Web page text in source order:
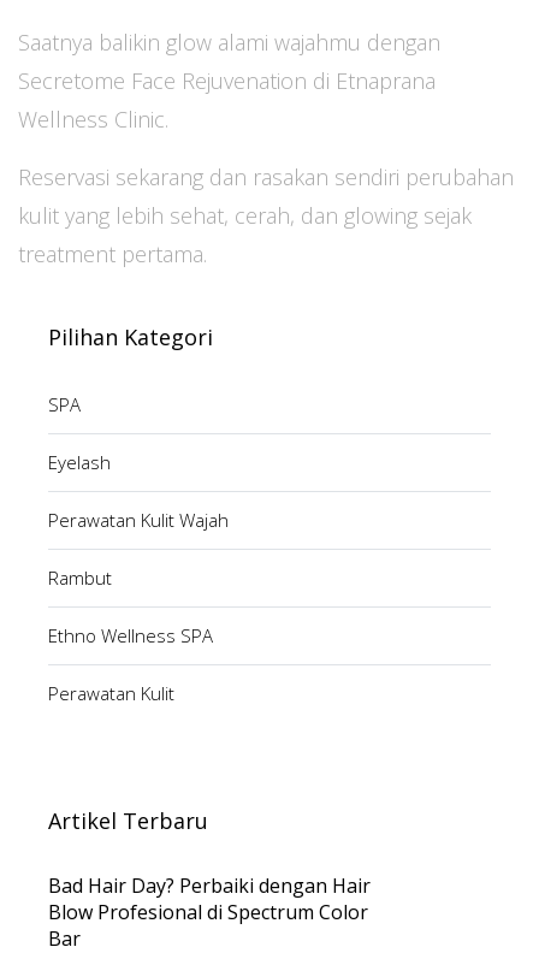
Saatnya balikin glow alami wajahmu dengan
Secretome Face Rejuvenation di Etnaprana
Wellness Clinic.
Reservasi sekarang dan rasakan sendiri perubahan
kulit yang lebih sehat, cerah, dan glowing sejak
treatment pertama.
Pilihan Kategori
SPA
Eyelash
Perawatan Kulit Wajah
Rambut
Ethno Wellness SPA
Perawatan Kulit
Artikel Terbaru
Bad Hair Day? Perbaiki dengan Hair
Blow Profesional di Spectrum Color
Bar